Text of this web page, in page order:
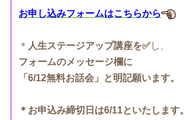
お申し込みフォームはこちらから
＊ 人生ステージアップ講座を✅し、
フォームのメッセージ欄に
「6/12無料お話会」と明記願います。
＊お申込み締切日は6/11といたします。